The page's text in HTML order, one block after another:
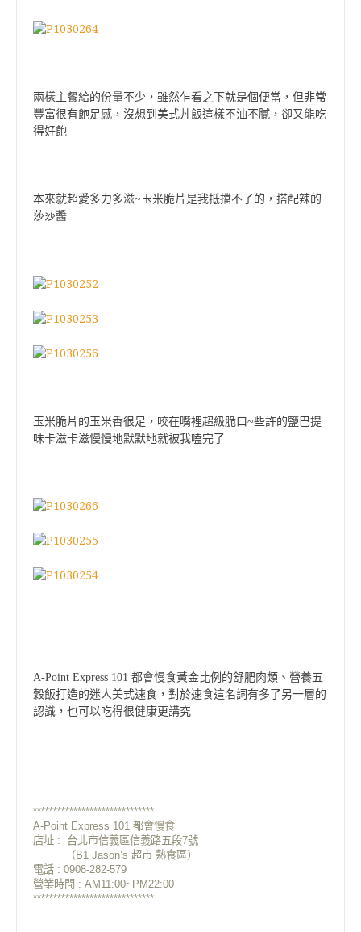
兩樣主餐給的份量不少，雖然乍看之下就是個便當，但非常
豐富很有飽足感，沒想到美式丼飯這樣不油不膩，卻又能吃
得好飽
本來就超愛多力多滋~玉米脆片是我抵擋不了的，搭配辣的
莎莎醬
玉米脆片的玉米香很足，咬在嘴裡超級脆口~些許的鹽巴提
味卡滋卡滋慢慢地默默地就被我嗑完了
A-Point Express 101 都會慢食黃金比例的舒肥肉類、營養五
穀飯打造的迷人美式速食，對於速食這名詞有多了另一層的
認識，也可以吃得很健康更講究
******************************
A-Point Express 101 都會慢食
店址 : 台北市信義區信義路五段7號
（B1 Jason’s 超市 熟食區）
電話 : 0908-282-579
營業時間 : AM11:00~PM22:00
******************************